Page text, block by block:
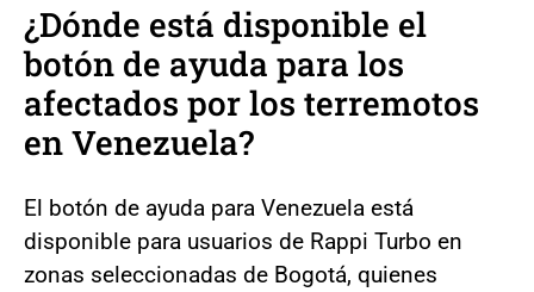
¿Dónde está disponible el
botón de ayuda para los
afectados por los terremotos
en Venezuela?
El botón de ayuda para Venezuela está
disponible para usuarios de Rappi Turbo en
zonas seleccionadas de Bogotá, quienes